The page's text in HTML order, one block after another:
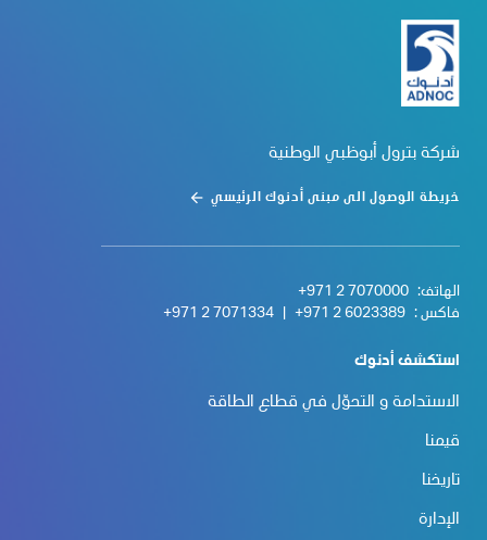
شركة بترول أبوظبي الوطنية
خريطة الوصول الى مبنى أدنوك الرئيسي
الهاتف: +971 2 7070000
فاكس : +971 2 6023389
+971 2 7071334
استكشف أدنوك
الاستدامة و التحوّل في قطاع الطاقة
قيمنا
تاريخنا
الإدارة